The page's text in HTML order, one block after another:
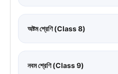
অষ্টম শ্রেণি (Class 8)
নবম শ্রেণি (Class 9)